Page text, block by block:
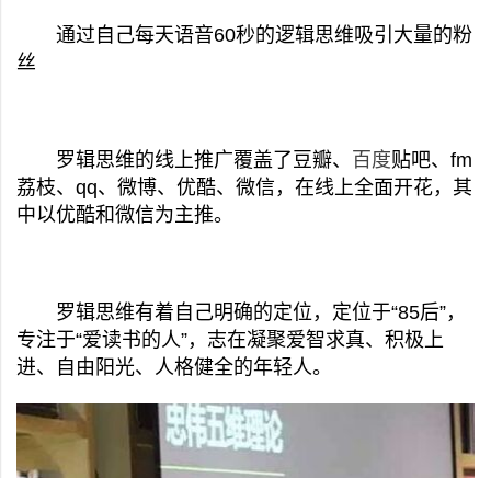
通过自己每天语音60秒的逻辑思维吸引大量的粉
丝
罗辑思维的线上推广覆盖了豆瓣、 百度贴吧、fm
荔枝、qq、微博、优酷、微信，在线上全面开花，其
中以优酷和微信为主推。
罗辑思维有着自己明确的定位，定位于“85后”，
专注于“爱读书的人”，志在凝聚爱智求真、积极上
进、自由阳光、人格健全的年轻人。